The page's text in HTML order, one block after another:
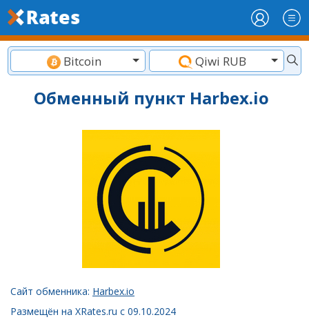
Bitcoin Qiwi RUB
Обменный пункт Harbex.io
Сайт обменника: Harbex.io
Размещён на XRates.ru с 09.10.2024